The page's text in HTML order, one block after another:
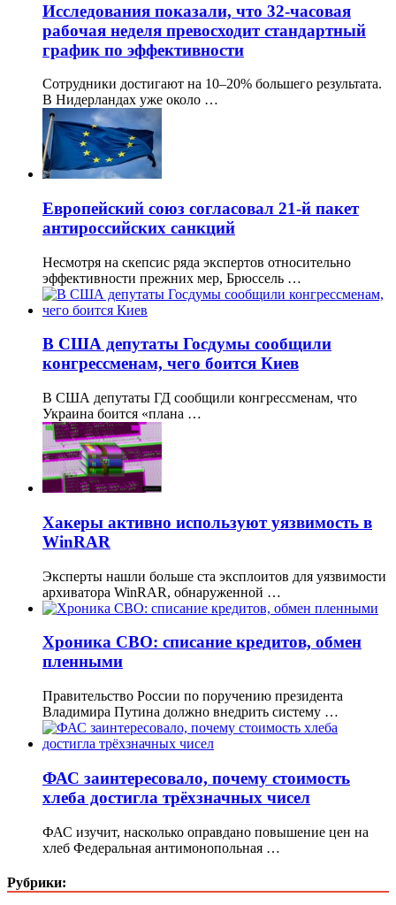
Исследования показали, что 32-часовая
рабочая неделя превосходит стандартный
график по эффективности
Сотрудники достигают на 10–20% большего результата.
В Нидерландах уже около …
Европейский союз согласовал 21-й пакет
антироссийских санкций
Несмотря на скепсис ряда экспертов относительно
эффективности прежних мер, Брюссель …
В США депутаты Госдумы сообщили
конгрессменам, чего боится Киев
В США депутаты ГД сообщили конгрессменам, что
Украина боится «плана …
Хакеры активно используют уязвимость в
WinRAR
Эксперты нашли больше ста эксплоитов для уязвимости
архиватора WinRAR, обнаруженной …
Хроника СВО: списание кредитов, обмен
пленными
Правительство России по поручению президента
Владимира Путина должно внедрить систему …
ФАС заинтересовало, почему стоимость
хлеба достигла трёхзначных чисел
ФАС изучит, насколько оправдано повышение цен на
хлеб Федеральная антимонопольная …
Рубрики: